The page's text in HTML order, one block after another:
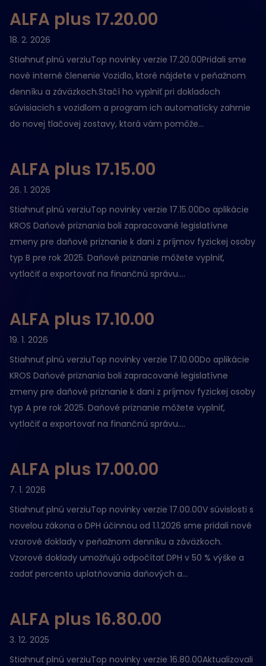
ALFA plus 17.20.00
18. 2. 2026
Stiahnuť plnú verziuTop novinky verzie 17.20.00Pridali sme
nové interné členenie Vozidlo, ktoré nájdete v peňažnom
denníku a záväzkoch.Stačí ho vyplniť pri dokladoch
súvisiacich s vozidlom a program ich automaticky zahrnie
do novej tlačovej zostavy, ktorá vám pomôže...
ALFA plus 17.15.00
26. 1. 2026
Stiahnuť plnú verziuTop novinky verzie 17.15.00Do aplikácie
KROS Daňové priznania boli zapracované legislatívne
zmeny pre daňové priznanie k dani z príjmov fyzickej osoby
typ B pre rok 2025. Daňové priznanie môžete vyplniť,
vytlačiť a exportovať na finančnú správu....
ALFA plus 17.10.00
19. 1. 2026
Stiahnuť plnú verziuTop novinky verzie 17.10.00Do aplikácie
KROS Daňové priznania boli zapracované legislatívne
zmeny pre daňové priznanie k dani z príjmov fyzickej osoby
typ A pre rok 2025. Daňové priznanie môžete vyplniť,
vytlačiť a exportovať na finančnú správu....
ALFA plus 17.00.00
7. 1. 2026
Stiahnuť plnú verziuTop novinky verzie 17.00.00V súvislosti s
novelou zákona o DPH účinnou od 1.1.2026 sme pridali nové
vzorové doklady v peňažnom denníku a záväzkoch.
Vzorové doklady umožňujú odpočítať DPH v 50 % výške a
zadať percento uplatňovania daňových a...
ALFA plus 16.80.00
3. 12. 2025
Stiahnuť plnú verziuTop novinky verzie 16.80.00Aktualizovali